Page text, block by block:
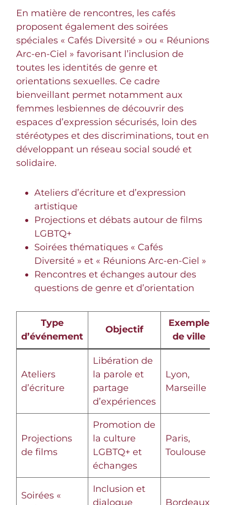
En matière de rencontres, les cafés
proposent également des soirées
spéciales « Cafés Diversité » ou « Réunions
Arc-en-Ciel » favorisant l’inclusion de
toutes les identités de genre et
orientations sexuelles. Ce cadre
bienveillant permet notamment aux
femmes lesbiennes de découvrir des
espaces d’expression sécurisés, loin des
stéréotypes et des discriminations, tout en
développant un réseau social soudé et
solidaire.
Ateliers d’écriture et d’expression
artistique
Projections et débats autour de films
LGBTQ+
Soirées thématiques « Cafés
Diversité » et « Réunions Arc-en-Ciel »
Rencontres et échanges autour des
questions de genre et d’orientation
Type
d’événement
Objectif
Exemple
de ville
Ateliers
d’écriture
Libération de
la parole et
partage
d’expériences
Lyon,
Marseille
Projections
de films
Promotion de
la culture
LGBTQ+ et
échanges
Paris,
Toulouse
Soirées «
Inclusion et
dialogue
Bordeaux,